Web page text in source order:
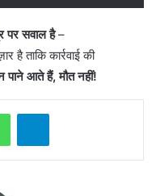
पर सवाल है–
है ताकि कार्रवाई की
पाने आते हैं, मौत नहीं!
WhatsAppTelegram